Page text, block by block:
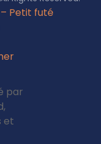
Petit futé